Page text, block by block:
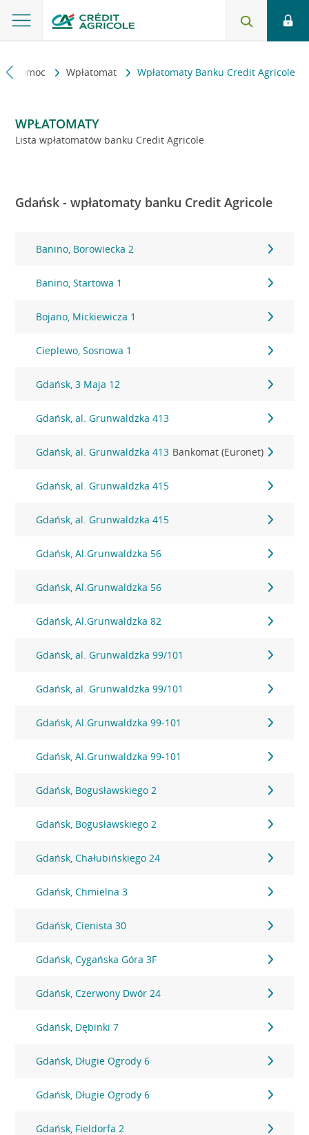
i pomoc Wpłatomat Wpłatomaty Banku Credit Agricole
WPŁATOMATY
Lista wpłatomatów banku Credit Agricole
Gdańsk - wpłatomaty banku Credit Agricole
Banino, Borowiecka 2
Banino, Startowa 1
Bojano, Mickiewicza 1
Cieplewo, Sosnowa 1
Gdańsk, 3 Maja 12
Gdańsk, al. Grunwaldzka 413
Gdańsk, al. Grunwaldzka 413 Bankomat (Euronet)
Gdańsk, al. Grunwaldzka 415
Gdańsk, al. Grunwaldzka 415
Gdańsk, Al.Grunwaldzka 56
Gdańsk, Al.Grunwaldzka 56
Gdańsk, Al.Grunwaldzka 82
Gdańsk, al. Grunwaldzka 99/101
Gdańsk, al. Grunwaldzka 99/101
Gdańsk, Al.Grunwaldzka 99-101
Gdańsk, Al.Grunwaldzka 99-101
Gdańsk, Bogusławskiego 2
Gdańsk, Bogusławskiego 2
Gdańsk, Chałubińskiego 24
Gdańsk, Chmielna 3
Gdańsk, Cienista 30
Gdańsk, Cygańska Góra 3F
Gdańsk, Czerwony Dwór 24
Gdańsk, Dębinki 7
Gdańsk, Długie Ogrody 6
Gdańsk, Długie Ogrody 6
Gdańsk, Fieldorfa 2